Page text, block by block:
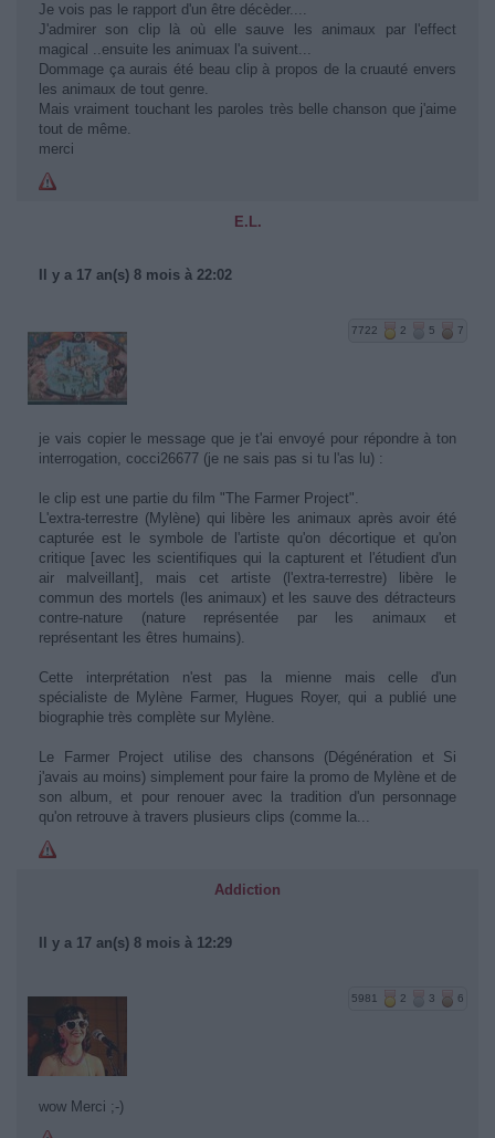
Je vois pas le rapport d'un être décèder....
J'admirer son clip là où elle sauve les animaux par l'effect
magical ..ensuite les animuax l'a suivent...
Dommage ça aurais été beau clip à propos de la cruauté envers
les animaux de tout genre.
Mais vraiment touchant les paroles très belle chanson que j'aime
tout de même.
merci
E.L.
Il y a 17 an(s) 8 mois à 22:02
7722 2 5 7
je vais copier le message que je t'ai envoyé pour répondre à ton
interrogation, cocci26677 (je ne sais pas si tu l'as lu) :
le clip est une partie du film "The Farmer Project".
L'extra-terrestre (Mylène) qui libère les animaux après avoir été
capturée est le symbole de l'artiste qu'on décortique et qu'on
critique [avec les scientifiques qui la capturent et l'étudient d'un
air malveillant], mais cet artiste (l'extra-terrestre) libère le
commun des mortels (les animaux) et les sauve des détracteurs
contre-nature (nature représentée par les animaux et
représentant les êtres humains).
Cette interprétation n'est pas la mienne mais celle d'un
spécialiste de Mylène Farmer, Hugues Royer, qui a publié une
biographie très complète sur Mylène.
Le Farmer Project utilise des chansons (Dégénération et Si
j'avais au moins) simplement pour faire la promo de Mylène et de
son album, et pour renouer avec la tradition d'un personnage
qu'on retrouve à travers plusieurs clips (comme la...
Addiction
Il y a 17 an(s) 8 mois à 12:29
5981 2 3 6
wow Merci ;-)